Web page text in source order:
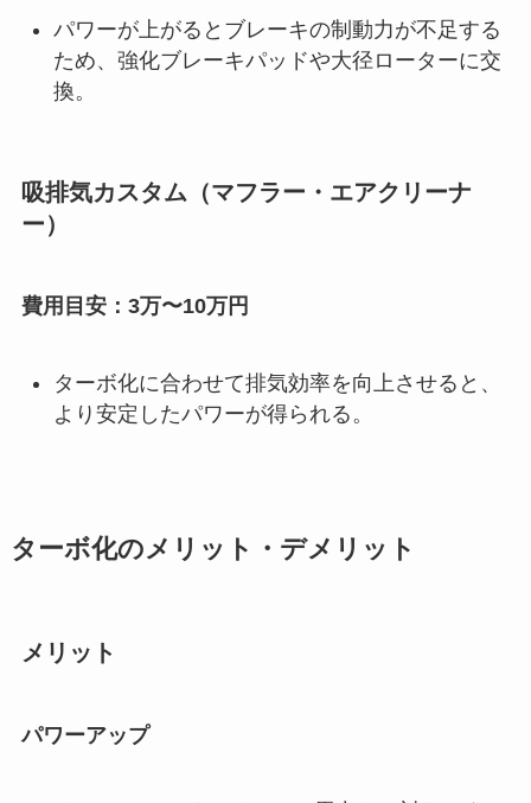
パワーが上がるとブレーキの制動力が不足する
ため、強化ブレーキパッドや大径ローターに交
換。
吸排気カスタム（マフラー・エアクリーナ
ー）
費用目安：3万〜10万円
ターボ化に合わせて排気効率を向上させると、
より安定したパワーが得られる。
ターボ化のメリット・デメリット
メリット
パワーアップ